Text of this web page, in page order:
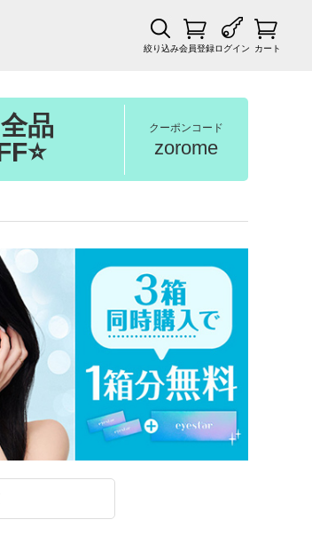
絞り込み会員登録ログイン カート
品
クーポンコード
zorome